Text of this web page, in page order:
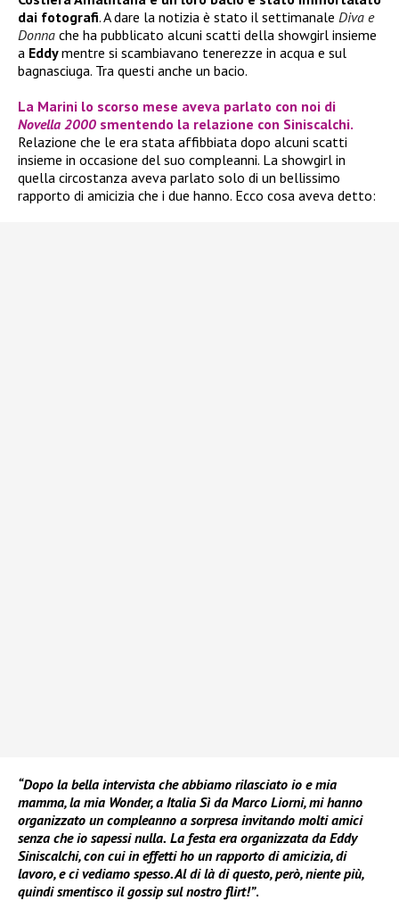
dai fotografi. A dare la notizia è stato il settimanale Diva e
Donna che ha pubblicato alcuni scatti della showgirl insieme
a Eddymentre si scambiavano tenerezze in acqua e sul
bagnasciuga. Tra questi anche un bacio.
La Marini lo scorso mese aveva parlato con noi di
Novella 2000 smentendo la relazione con Siniscalchi.
Relazione che le era stata affibbiata dopo alcuni scatti
insieme in occasione del suo compleanni. La showgirl in
quella circostanza aveva parlato solo di un bellissimo
rapporto di amicizia che i due hanno. Ecco cosa aveva detto:
“Dopo la bella intervista che abbiamo rilasciato io e mia
mamma, la mia Wonder, a Italia Sì da Marco Liorni, mi hanno
organizzato un compleanno a sorpresa invitando molti amici
senza che io sapessi nulla. La festa era organizzata da Eddy
Siniscalchi, con cui in effetti ho un rapporto di amicizia, di
lavoro, e ci vediamo spesso. Al di là di questo, però, niente più,
quindi smentisco il gossip sul nostro flirt!”.